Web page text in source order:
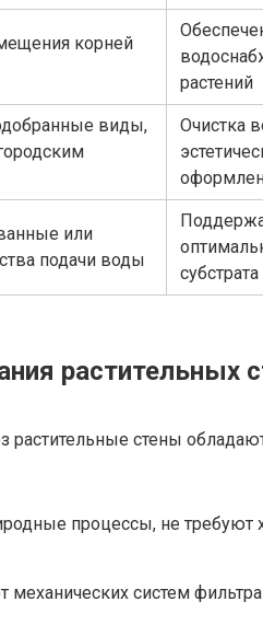
корней
растений
виды,
Очистка
или
подачи воды
субстрата
растительных
растительные стены
процессы, не требуют
механических систем